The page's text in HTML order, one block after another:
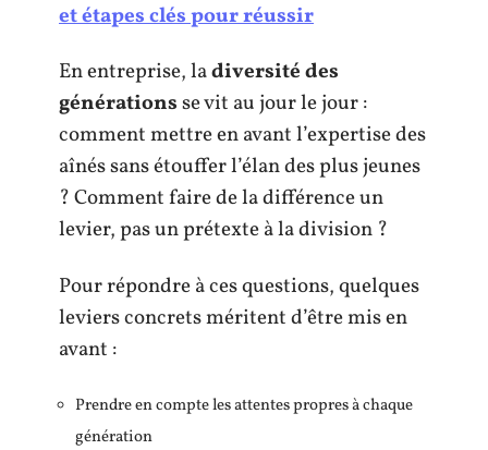
et étapes clés pour réussir
En entreprise, ladiversité des
générationsse vit au jour le jour :
comment mettre en avant l’expertise des
aînés sans étouffer l’élan des plus jeunes
? Comment faire de la différence un
levier, pas un prétexte à la division ?
Pour répondre à ces questions, quelques
leviers concrets méritent d’être mis en
avant :
Prendre en compte les attentes propres à chaque
génération